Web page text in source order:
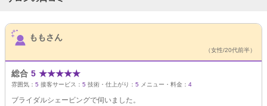
サロンPick Up
ももさん
（女性/20代前半）
総合 5 ★★★★★
雰囲気： 5 接客サービス： 5 技術・仕上がり： 5 メニュー・料金： 4
ブライダルシェービングで伺いました。